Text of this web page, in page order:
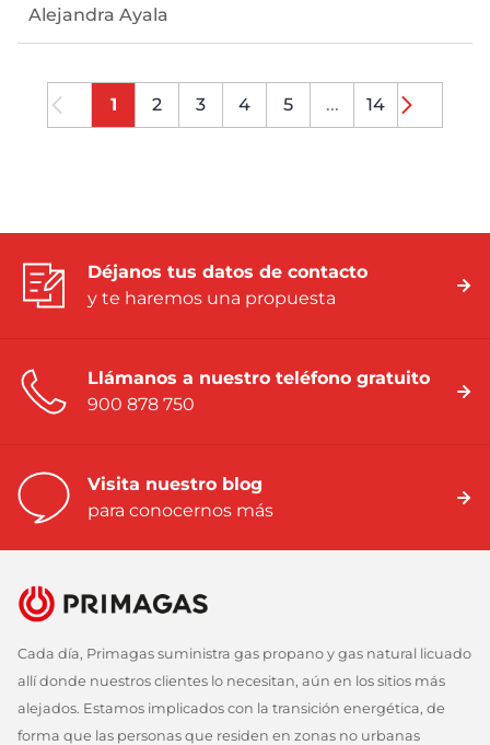
Alejandra Ayala
1 2 3 4 5 ... 14
Déjanos tus datos de contacto
y te haremos una propuesta
Llámanos a nuestro teléfono gratuito
900 878 750
Visita nuestro blog
para conocernos más
Cada día, Primagas suministra gas propano y gas natural licuado
allí donde nuestros clientes lo necesitan, aún en los sitios más
alejados. Estamos implicados con la transición energética, de
forma que las personas que residen en zonas no urbanas